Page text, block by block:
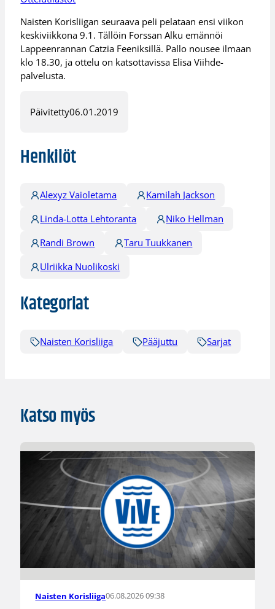
Naisten Korisliigan seuraava peli pelataan ensi viikon
keskiviikkona 9.1. Tällöin Forssan Alku emännöi
Lappeenrannan Catzia Feeniksillä. Pallo nousee ilmaan
klo 18.30, ja ottelu on katsottavissa Elisa Viihde-
palvelusta.
Päivitetty06.01.2019
Henkilöt
Alexyz Vaioletama
Kamilah Jackson
Linda-Lotta Lehtoranta
Niko Hellman
Randi Brown
Taru Tuukkanen
Ulriikka Nuolikoski
Kategoriat
Naisten Korisliiga Pääjuttu Sarjat
Katso myös
Naisten Korisliiga06.08.2026 09:38